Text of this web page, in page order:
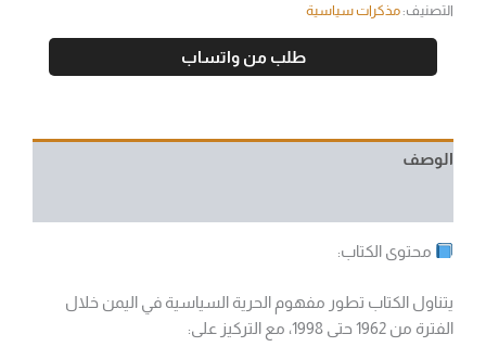
التصنيف: مذكرات سياسية
طلب من واتساب
الوصف
محتوى الكتاب:
يتناول الكتاب تطور مفهوم الحرية السياسية في اليمن خلال
الفترة من 1962 حتى 1998، مع التركيز على: